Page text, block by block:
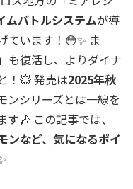
ムバトルシステムが導
ています！😳✨ ま
も復活し、よりダイナ
！💥 発売は2025年秋
ンシリーズとは一線を
🎶 この記事では、
ンなど、気になるポイ